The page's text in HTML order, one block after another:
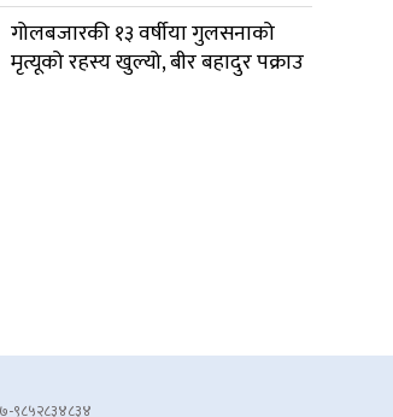
गोलबजारकी १३ वर्षीया गुलसनाको
मृत्यूको रहस्य खुल्यो, बीर बहादुर पक्राउ
९८५२८३४८३४